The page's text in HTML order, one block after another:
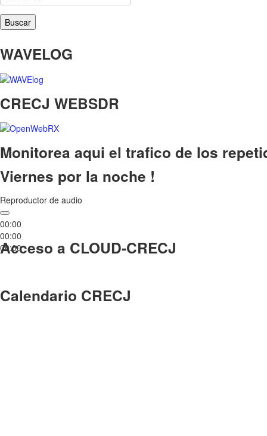
WAVELOG
CRECJ WEBSDR
Monitorea aqui el trafico de los
Viernes por la noche !
Reproductor de audio
00:00
00:00
00:00
Acceso a CLOUD-CRECJ
Calendario CRECJ